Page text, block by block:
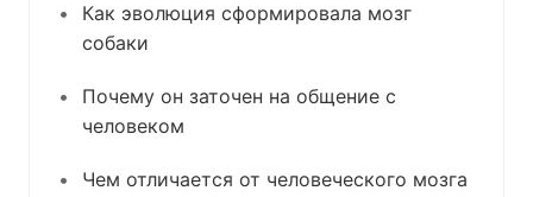
Как эволюция сформировала мозг
собаки
Почему он заточен на общение с
человеком
Чем отличается от человеческого мозга